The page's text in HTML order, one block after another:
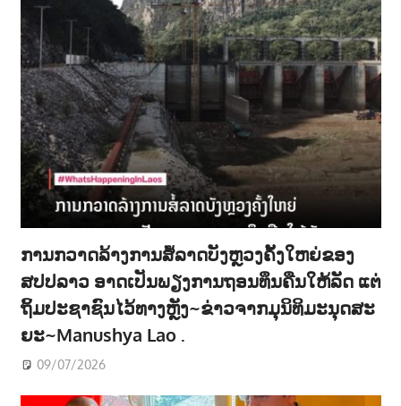
ການກວາດລ້າງການສໍ້ລາດບັງຫຼວງຄັ້ງໃຫຍ່ຂອງ
ສປປລາວ ອາດເປັນພຽງການຖອນທຶນຄືນໃຫ້ລັດ ແຕ່
ຖິ້ມປະຊາຊົນໄວ້ທາງຫຼັງ~ຂ່າວຈາກມຸນິທິມະນຸດສະ
ຍະ~Manushya Lao .
09/07/2026